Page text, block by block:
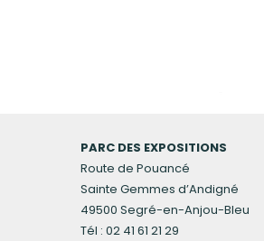
PARC DES EXPOSITIONS
Route de Pouancé
Sainte Gemmes d’Andigné
49500 Segré-en-Anjou-Bleu
Tél : 02 41 61 21 29